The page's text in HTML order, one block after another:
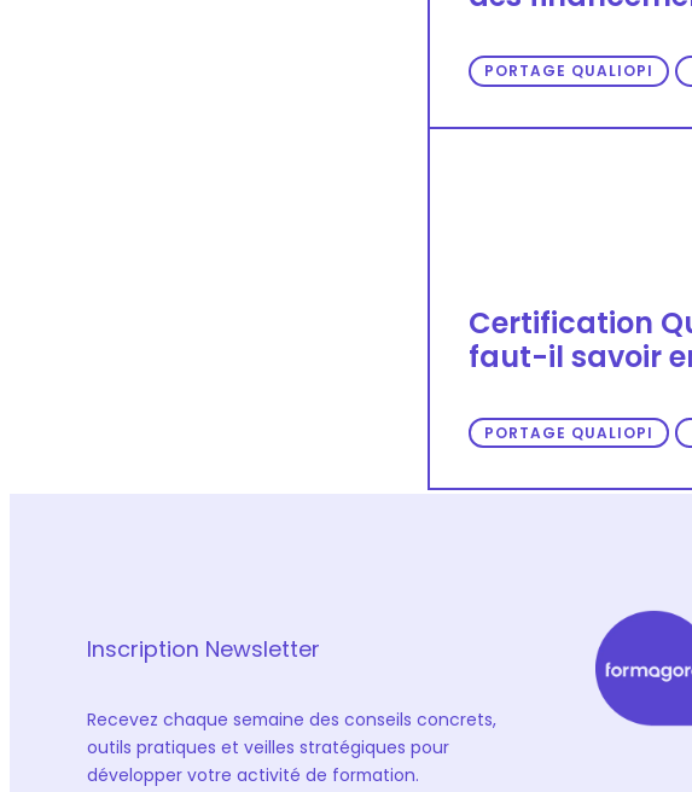
PORTAGE QUALIOPI
Certification
faut-il savoir
PORTAGE QUALIOPI
Inscription Newsletter
Recevez chaque semaine des conseils concrets,
outils pratiques et veilles stratégiques pour
développer votre activité de formation.